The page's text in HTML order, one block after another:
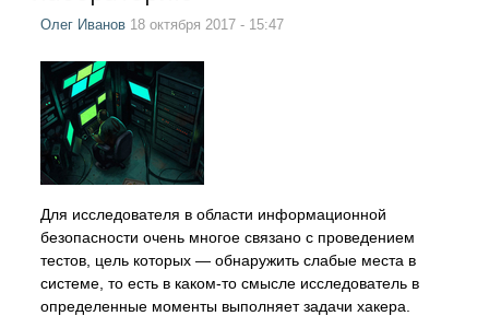
Олег Иванов 18 октября 2017 - 15:47
Для исследователя в области информационной
безопасности очень многое связано с проведением
тестов, цель которых — обнаружить слабые места в
системе, то есть в каком-то смысле исследователь в
определенные моменты выполняет задачи хакера.